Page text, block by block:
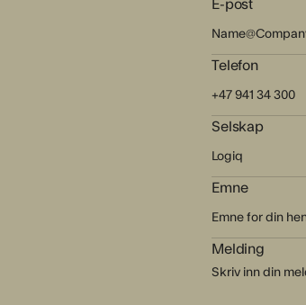
Telefon
Selskap
Emne
Melding